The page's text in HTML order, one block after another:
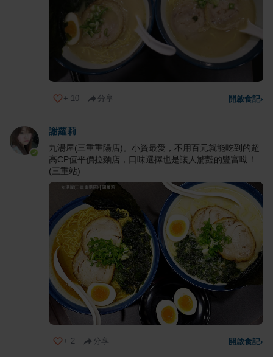
+ 10 分享 開啟食記›
謝蘿莉
九湯屋(三重重陽店)。小資最愛，不用百元就能吃到的超
高CP值平價拉麵店，口味選擇也是讓人驚豔的豐富呦！
(三重站)
+ 2 分享 開啟食記›